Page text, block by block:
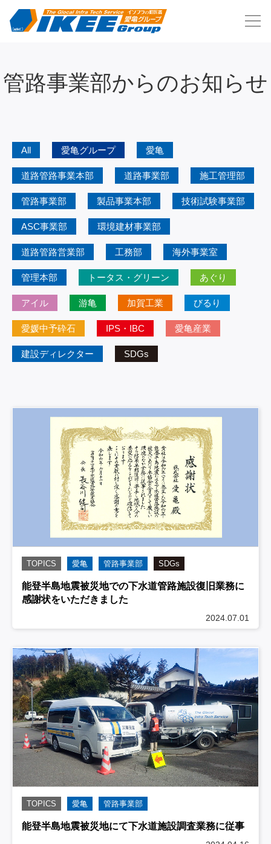
管路事業部からのお知らせ
All 愛亀グループ 愛亀
道路管路事業本部 道路事業部 施工管理部
管路事業部 製品事業本部 技術試験事業部
ASC事業部 環境建材事業部
道路管路営業部 工務部 海外事業室
管理本部 トータス・グリーン あぐり
アイル 游亀 加賀工業 びるり
愛媛中予砕石 IPS・IBC 愛亀産業
建設ディレクター SDGs
TOPICS 愛亀 管路事業部 SDGs
能登半島地震被災地での下水道管路施設復旧業務に
感謝状をいただきました
2024.07.01
TOPICS 愛亀 管路事業部
能登半島地震被災地にて下水道施設調査業務に従事